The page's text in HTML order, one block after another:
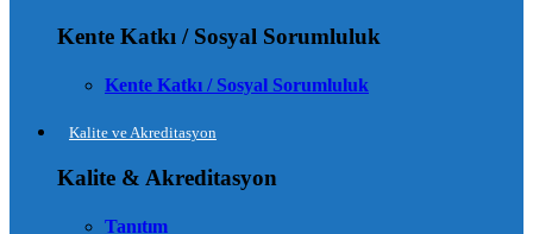
Kente Katkı / Sosyal Sorumluluk
Kente Katkı / Sosyal Sorumluluk
Kalite ve Akreditasyon
Kalite & Akreditasyon
Tanıtım